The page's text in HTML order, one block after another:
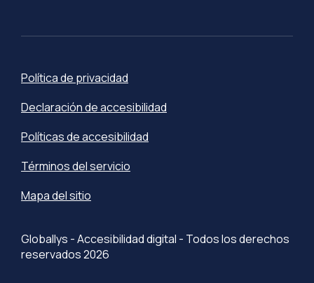
Política de privacidad
Declaración de accesibilidad
Políticas de accesibilidad
Términos del servicio
Mapa del sitio
Globallys - Accesibilidad digital - Todos los derechos
reservados 2026